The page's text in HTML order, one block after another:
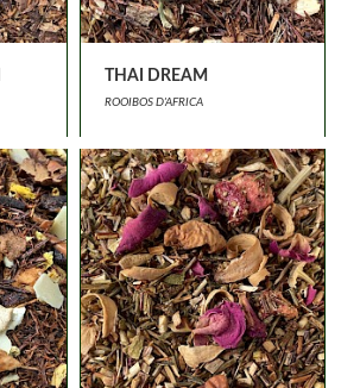
THAI DREAM
ROOIBOS D'AFRICA